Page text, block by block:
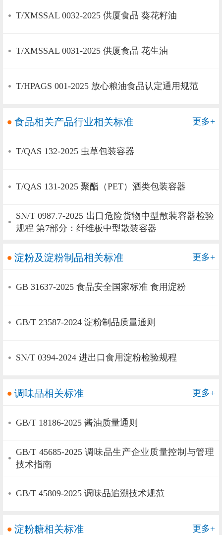
T/XMSSAL 0032-2025 供厦食品 葵花籽油
T/XMSSAL 0031-2025 供厦食品 花生油
T/HPAGS 001-2025 放心粮油食品认定通用规范
食品相关产品行业相关标准 更多+
T/QAS 132-2025 虫草包装容器
T/QAS 131-2025 聚酯（PET）酒类包装容器
SN/T 0987.7-2025 出口危险货物中型散装容器检验
规程 第7部分：纤维板中型散装容器
淀粉及淀粉制品相关标准 更多+
GB 31637-2025 食品安全国家标准 食用淀粉
GB/T 23587-2024 淀粉制品质量通则
SN/T 0394-2024 进出口食用淀粉检验规程
调味品相关标准 更多+
GB/T 18186-2025 酱油质量通则
GB/T 45685-2025 调味品生产企业质量控制与管理
技术指南
GB/T 45809-2025 调味品追溯技术规范
淀粉糖相关标准 更多+